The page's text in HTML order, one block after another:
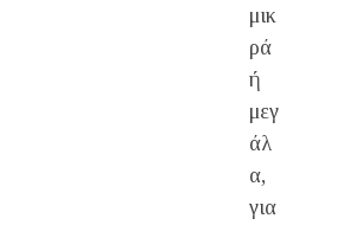
μικ
ρά
ή
μεγ
άλ
α,
για